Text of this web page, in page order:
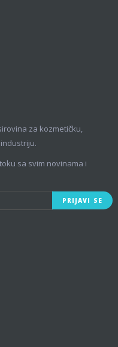
za kozmetičku,
sa svim novinama i
PRIJAVI SE